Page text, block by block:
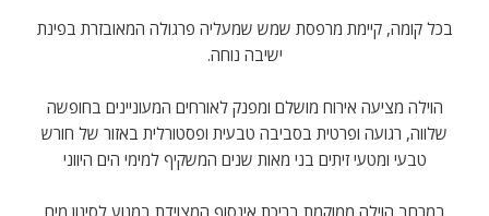
בכל קומה, קיימת מרפסת שמש שמעליה פרגולה המאובזרת בפינת
ישיבה נוחה.
הוילה מציעה אירוח מושלם ומפנק לאורחים המעוניינים בחופשה
שלווה, רגועה ופרטית בסביבה טבעית ופסטורלית באזור של חורש
טבעי ומטעי זיתים בני מאות שנים המשקיף למימי הים היווני
במרחב הוילה ממוקמת בריכת אינסוף המצוידת במנוע לסינון מים